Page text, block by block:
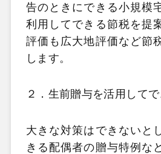
告のときにできる小規模
利用してできる節税を提
評価も広大地評価など節
します。
２．生前贈与を活用して
大きな対策はできないと
きる配偶者の贈与特例な